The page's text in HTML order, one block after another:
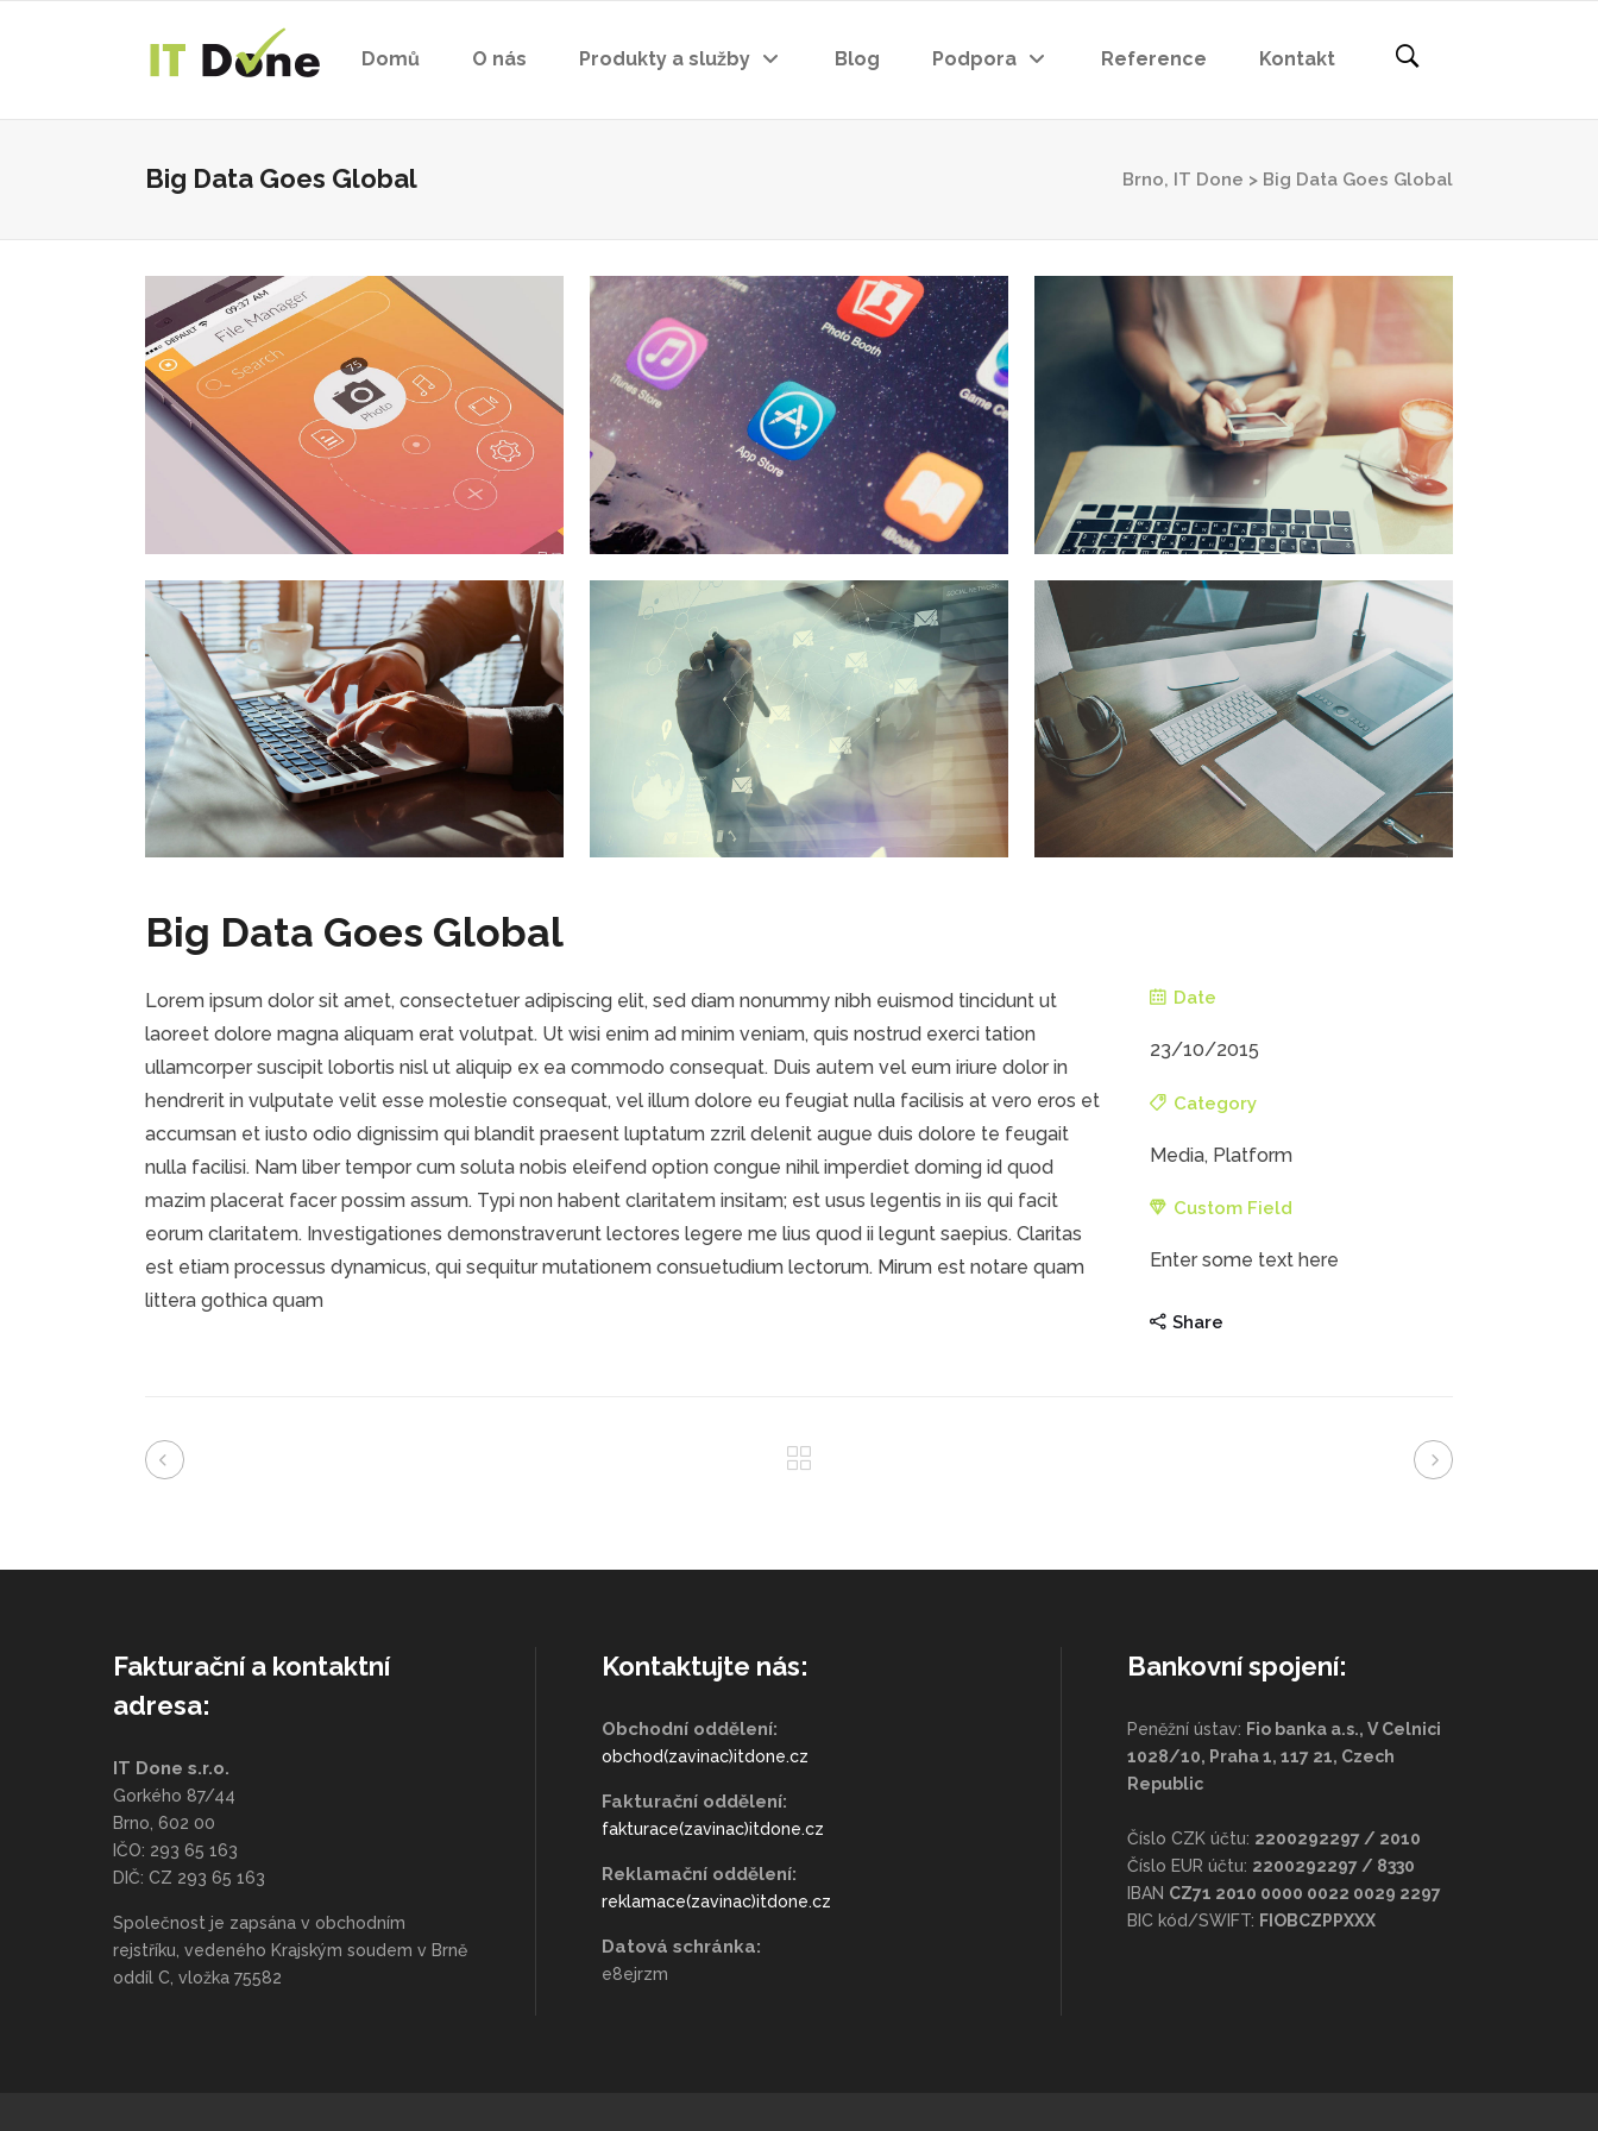
Domů O nás Produkty a služby Blog Podpora Reference Kontakt
Big Data Goes Global Brno, IT Done > Big Data Goes Global
Big Data Goes Global
Lorem ipsum dolor sit amet, consectetuer adipiscing elit, sed diam nonummy nibh euismod tincidunt ut
laoreet dolore magna aliquam erat volutpat. Ut wisi enim ad minim veniam, quis nostrud exerci tation
ullamcorper suscipit lobortis nisl ut aliquip ex ea commodo consequat. Duis autem vel eum iriure dolor in
hendrerit in vulputate velit esse molestie consequat, vel illum dolore eu feugiat nulla facilisis at vero eros et
accumsan et iusto odio dignissim qui blandit praesent luptatum zzril delenit augue duis dolore te feugait
nulla facilisi. Nam liber tempor cum soluta nobis eleifend option congue nihil imperdiet doming id quod
mazim placerat facer possim assum. Typi non habent claritatem insitam; est usus legentis in iis qui facit
eorum claritatem. Investigationes demonstraverunt lectores legere me lius quod ii legunt saepius. Claritas
est etiam processus dynamicus, qui sequitur mutationem consuetudium lectorum. Mirum est notare quam
littera gothica quam
Date
23/10/2015
Category
Media, Platform
Custom Field
Enter some text here
Share
Fakturační a kontaktní
adresa:
IT Done s.r.o.
Gorkého 87/44
Brno, 602 00
IČO: 293 65 163
DIČ: CZ 293 65 163
Společnost je zapsána v obchodním
rejstříku, vedeného Krajským soudem v Brně
oddíl C, vložka 75582
Kontaktujte nás:
Obchodní oddělení:
obchod(zavinac)itdone.cz
Fakturační oddělení:
fakturace(zavinac)itdone.cz
Reklamační oddělení:
reklamace(zavinac)itdone.cz
Datová schránka:
e8ejrzm
Bankovní spojení:
Peněžní ústav: Fio banka a.s., V Celnici
1028/10, Praha 1, 117 21, Czech
Republic
Číslo CZK účtu: 2200292297 / 2010
Číslo EUR účtu: 2200292297 / 8330
IBAN CZ71 2010 0000 0022 0029 2297
BIC kód/SWIFT: FIOBCZPPXXX